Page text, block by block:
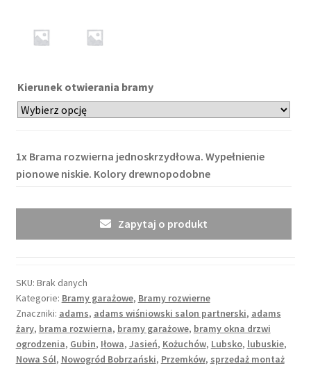
Kierunek otwierania bramy
1x Brama rozwierna jednoskrzydłowa. Wypełnienie
pionowe niskie. Kolory drewnopodobne
Zapytaj o produkt
SKU: Brak danych
Kategorie: Bramy garażowe, Bramy rozwierne
Znaczniki: adams, adams wiśniowski salon partnerski, adams
żary, brama rozwierna, bramy garażowe, bramy okna drzwi
ogrodzenia, Gubin, Iłowa, Jasień, Kożuchów, Lubsko, lubuskie,
Nowa Sól, Nowogród Bobrzański, Przemków, sprzedaż montaż